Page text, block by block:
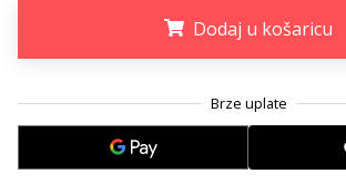
Pridruži
se
kao
Dodaj u košaricu